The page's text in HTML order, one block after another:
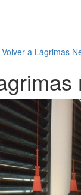
Volver a Lágrimas